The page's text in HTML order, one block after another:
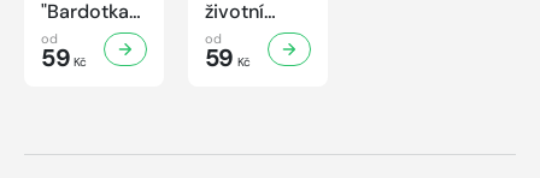
"Bardotka"
Jana
Brejchová
Mezi slávou
od
59 Kč
životní
příběh
sympaťáka
českého
od
59 Kč